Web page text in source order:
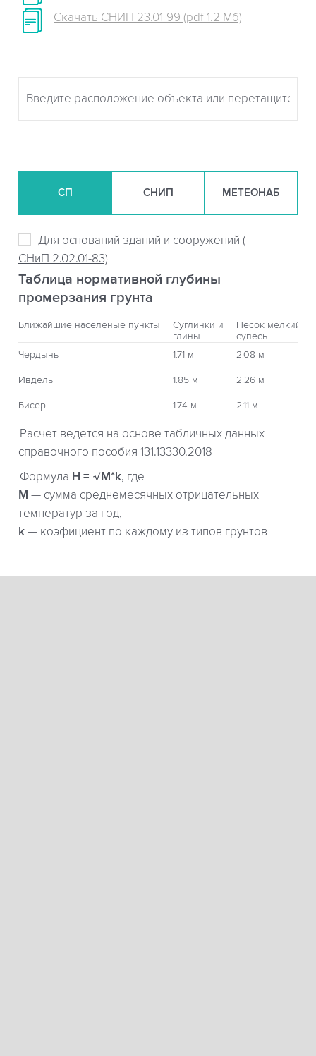
Скачать СНИП 23.01-99 (pdf 1.2 Мб)
СП СНИП МЕТЕОНАБ
Для оснований зданий и сооружений (
СНиП 2.02.01-83)
Таблица нормативной глубины
промерзания грунта
Ближайшие населеные пункты
Суглинки и
глины
Песок мелкий,
супесь
Чердынь
1.71 м 2.08 м
Ивдель 1.85 м 2.26 м
Бисер 1.74 м 2.11 м
Расчет ведется на основе табличных данных
справочного пособия 131.13330.2018
Формула H = √M*k, где
М — сумма среднемесячных отрицательных
температур за год,
k — коэфициент по каждому из типов грунтов